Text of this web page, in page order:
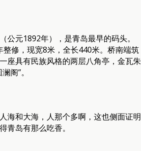
公元1892年），是青岛最早的码头。
修，现宽8米，全长440米。桥南端筑
座具有民族风格的两层八角亭，金瓦朱
阁”。
海和大海，人那个多啊，这也侧面证明
青岛有那么吃香。